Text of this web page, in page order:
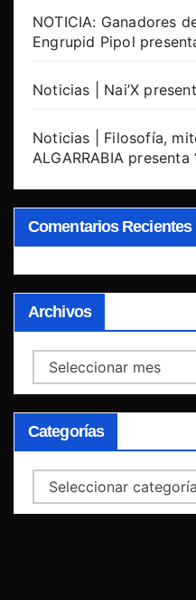
NOTICIA: Ganadores
Engrupid Pipol
Noticias | Nai’X
Noticias | Filosofía,
ALGARRABIA
Comentarios Recientes
Archivos
Archivos
Categorías
Categorías